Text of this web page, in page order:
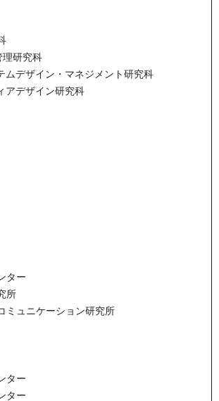
理研究科
ムデザイン・マネジメント研究科
アデザイン研究科
ター
所
ミュニケーション研究所
ター
ター